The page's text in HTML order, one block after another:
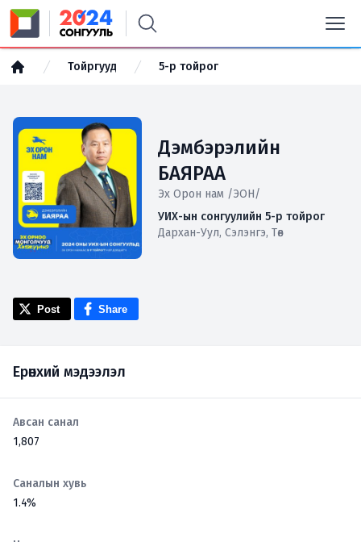
Тойргууд 5-р тойрог
Дэмбэрэлийн
БАЯРАА
Эх Орон нам /ЭОН/
УИХ-ын сонгуулийн 5-р тойрог
Дархан-Уул, Сэлэнгэ, Төв
Post Share
Ерөнхий мэдээлэл
Авсан санал
1,807
Саналын хувь
1.4%